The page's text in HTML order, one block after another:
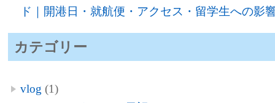
ド｜開港日・就航便・アクセス・留学生への影
カテゴリー
vlog (1)